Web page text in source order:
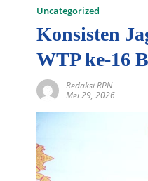
Uncategorized
Konsisten
WTP ke-16
Redaksi RPN
Mei 29, 2026